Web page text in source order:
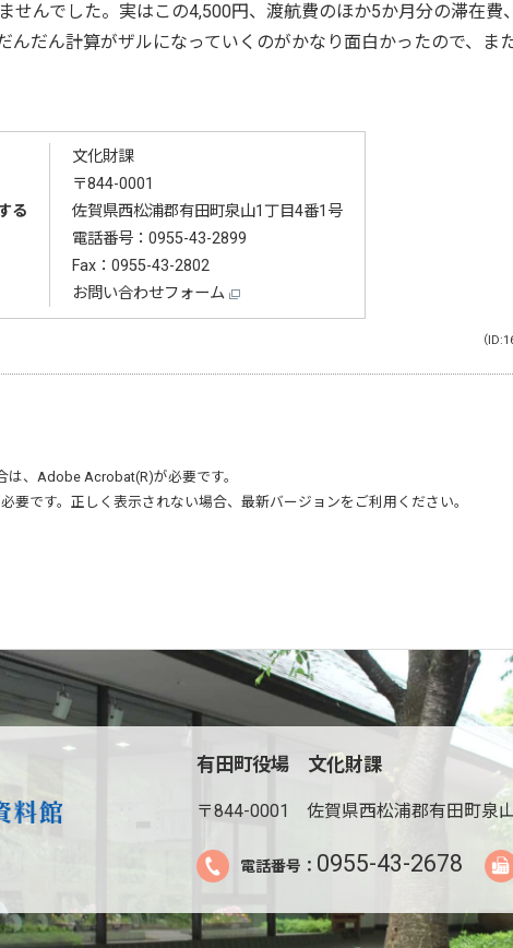
せんでした。実はこの4,500円、渡航費のほか5か月分の滞在費
んだん計算がザルになっていくのがかなり面白かったので、ま
る
文化財課
〒844-0001
佐賀県西松浦郡有田町泉山1丁目4番1号
電話番号： 0955-43-2899
Fax：0955-43-2802
お問い合わせフォーム
（
、 Adobe Acrobat(R)が必要です。
要です。正しく表示されない場合、最新バージョンをご利用ください。
有田町役場 文化財課
〒844-0001 佐賀県西松浦郡有田町泉
電話番号： 0955-43-2678